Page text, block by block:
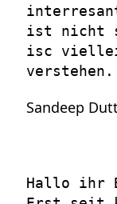
ist nicht
isc
verstehen.
Sandeep
Hallo ihr